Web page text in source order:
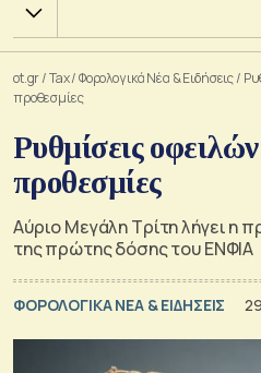
Χ.Α.
ot.gr/Tax/Φορολογικά Νέα & Eιδήσεις/
προθεσμίες
Ρυθμίσεις
προθεσμίες
Αύριο Μεγάλη Τρίτη λήγει η
της πρώτης δόσης του ΕΝΦΙΑ
ΦΟΡΟΛΟΓΙΚΑ ΝΕΑ & EΙΔΗΣΕΙΣ